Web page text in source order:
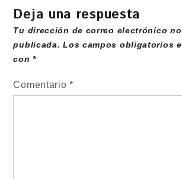
Deja una respuesta
Tu dirección de correo electrónico
publicada. Los campos obligatorios
con*
Comentario*